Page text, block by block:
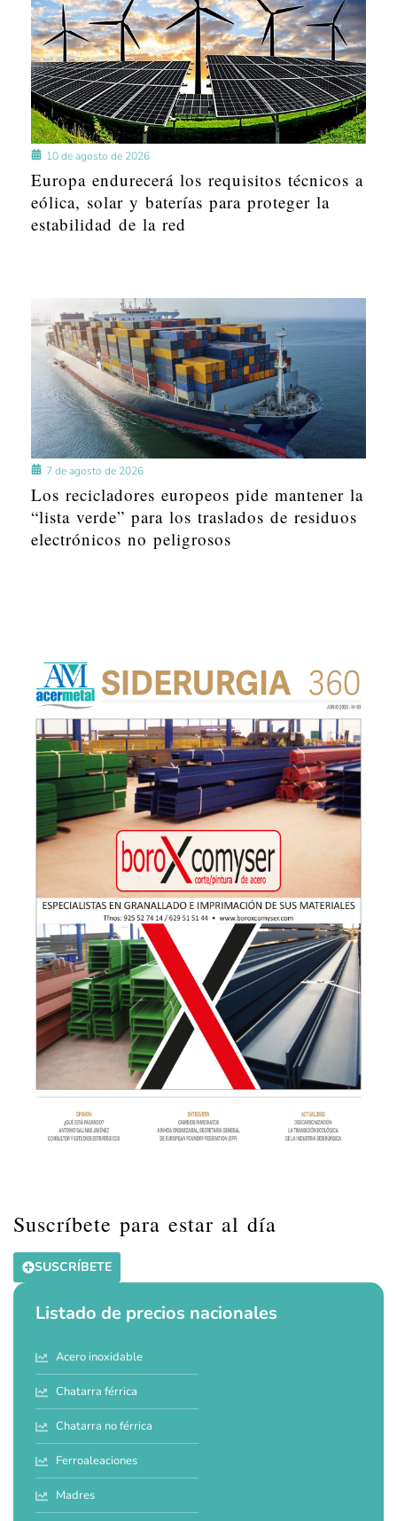
10 de agosto de 2026
Europa endurecerá los requisitos técnicos a
eólica, solar y baterías para proteger la
estabilidad de la red
7 de agosto de 2026
Los recicladores europeos pide mantener la
“lista verde” para los traslados de residuos
electrónicos no peligrosos
Suscríbete para estar al día
SUSCRÍBETE
Listado de precios nacionales
Acero inoxidable
Chatarra férrica
Chatarra no férrica
Ferroaleaciones
Madres